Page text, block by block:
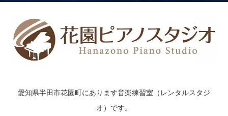
愛知県半田市花園町にあります音楽練習室（レンタルスタジ
オ）です。